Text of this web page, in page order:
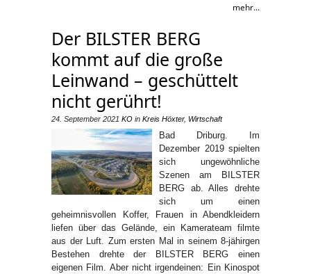
mehr...
Der BILSTER BERG
kommt auf die große
Leinwand – geschüttelt
nicht gerührt!
24. September 2021 KO in Kreis Höxter, Wirtschaft
Bad Driburg. Im
Dezember 2019 spielten
sich ungewöhnliche
Szenen am BILSTER
BERG ab. Alles drehte
sich um einen
geheimnisvollen Koffer, Frauen in Abendkleidern
liefen über das Gelände, ein Kamerateam filmte
aus der Luft. Zum ersten Mal in seinem 8-jähirgen
Bestehen drehte der BILSTER BERG einen
eigenen Film. Aber nicht irgendeinen: Ein Kinospot